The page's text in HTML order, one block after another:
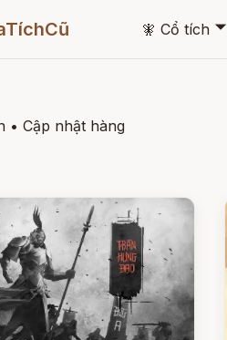
🧚 Cổ tích 🞃
• Cập nhật hàng